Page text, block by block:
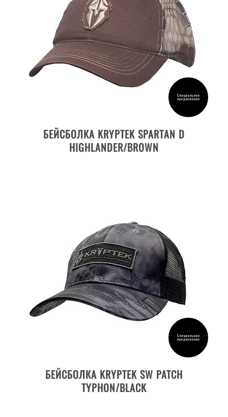
Специальное
предложение
БЕЙСБОЛКА KRYPTEK SPARTAN D
HIGHLANDER/BROWN
Специальное
предложение
БЕЙСБОЛКА KRYPTEK SW PATCH
TYPHON/BLACK